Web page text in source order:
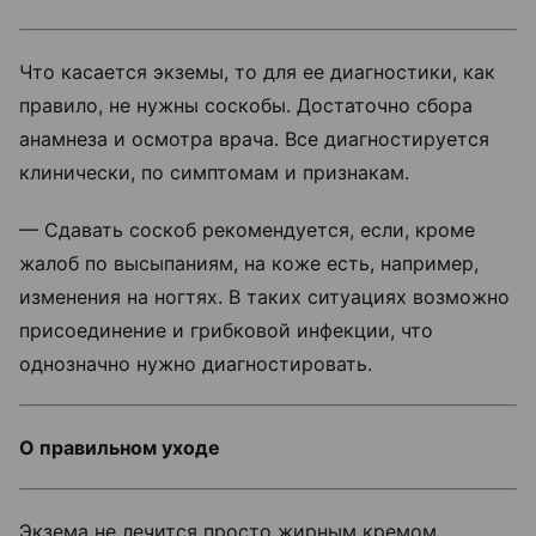
Что касается экземы, то для ее диагностики, как
правило, не нужны соскобы. Достаточно сбора
анамнеза и осмотра врача. Все диагностируется
клинически, по симптомам и признакам.
— Сдавать соскоб рекомендуется, если, кроме
жалоб по высыпаниям, на коже есть, например,
изменения на ногтях. В таких ситуациях возможно
присоединение и грибковой инфекции, что
однозначно нужно диагностировать.
О правильном уходе
Экзема не лечится просто жирным кремом.